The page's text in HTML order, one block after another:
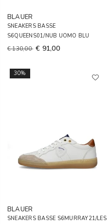
BLAUER
SNEAKERS BASSE
S6QUEENS01/NUB UOMO BLU
€ 130,00 € 91,00
30%
BLAUER
SNEAKERS BASSE S6MURRAY21/LES